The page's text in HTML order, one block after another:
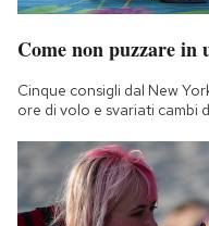
Come non puzzare in
Cinque consigli dal New
ore di volo e svariati cambi